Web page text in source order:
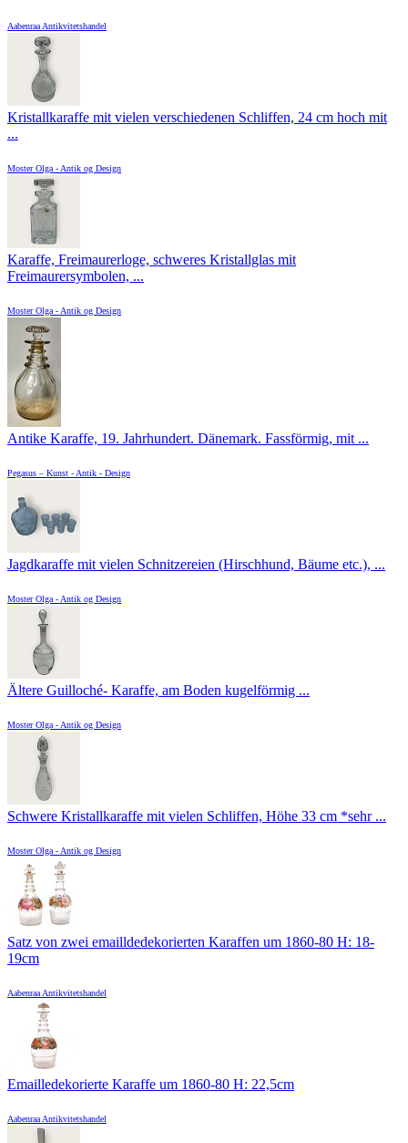
Aabenraa Antikvitetshandel
Kristallkaraffe mit vielen verschiedenen Schliffen, 24 cm hoch mit
...
Moster Olga - Antik og Design
Karaffe, Freimaurerloge, schweres Kristallglas mit
Freimaurersymbolen, ...
Moster Olga - Antik og Design
Antike Karaffe, 19. Jahrhundert. Dänemark. Fassförmig, mit ...
Pegasus – Kunst - Antik - Design
Jagdkaraffe mit vielen Schnitzereien (Hirschhund, Bäume etc.), ...
Moster Olga - Antik og Design
Ältere Guilloché- Karaffe, am Boden kugelförmig ...
Moster Olga - Antik og Design
Schwere Kristallkaraffe mit vielen Schliffen, Höhe 33 cm *sehr ...
Moster Olga - Antik og Design
Satz von zwei emailldedekorierten Karaffen um 1860-80 H: 18-
19cm
Aabenraa Antikvitetshandel
Emailledekorierte Karaffe um 1860-80 H: 22,5cm
Aabenraa Antikvitetshandel